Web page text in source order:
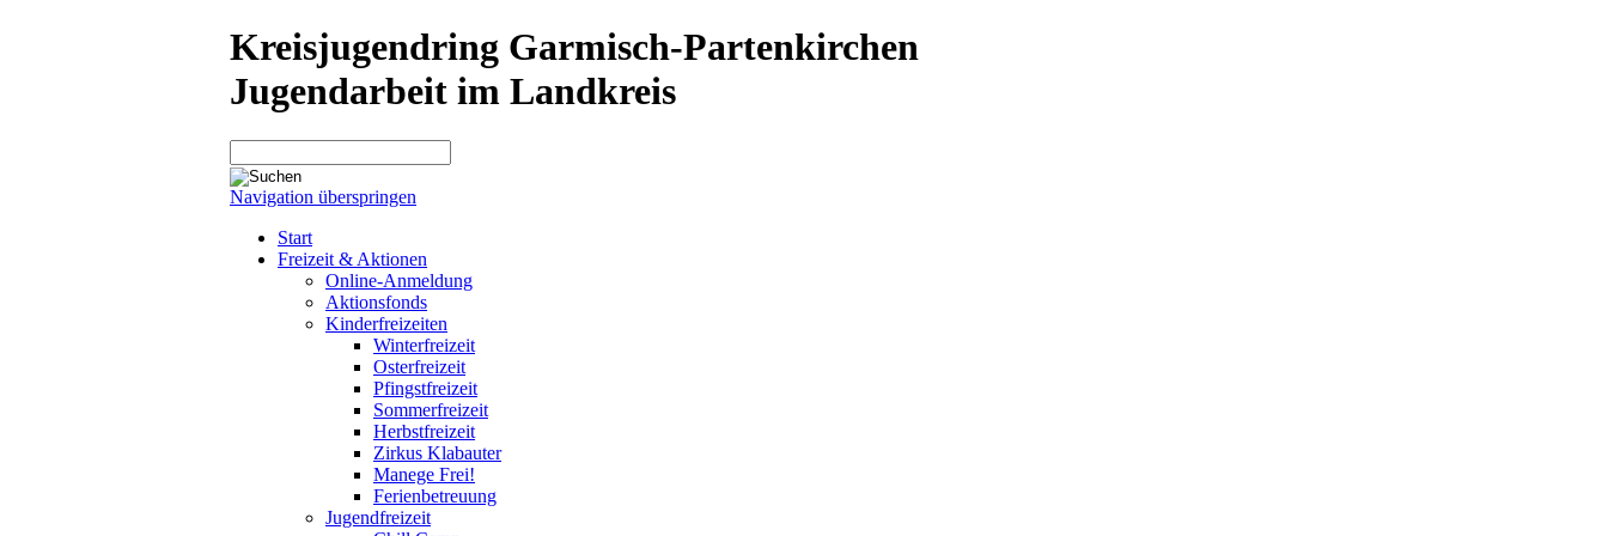
Kreisjugendring Garmisch-Partenkirchen
Jugendarbeit im Landkreis
Navigation überspringen
Start
Freizeit & Aktionen
Online-Anmeldung
Aktionsfonds
Kinderfreizeiten
Winterfreizeit
Osterfreizeit
Pfingstfreizeit
Sommerfreizeit
Herbstfreizeit
Zirkus Klabauter
Manege Frei!
Ferienbetreuung
Jugendfreizeit